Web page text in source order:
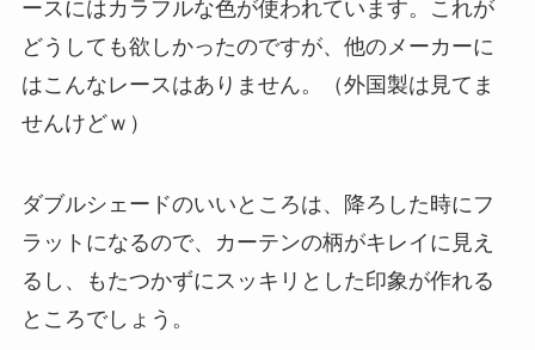
ースにはカラフルな色が使われています。これが
どうしても欲しかったのですが、他のメーカーに
はこんなレースはありません。（外国製は見てま
せんけどｗ）
ダブルシェードのいいところは、降ろした時にフ
ラットになるので、
カーテンの柄がキレイに見え
るし、もたつかずにスッキリとした印象 が作れる
ところでしょう。